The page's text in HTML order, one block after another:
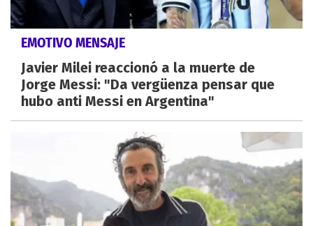
EMOTIVO MENSAJE
Javier Milei reaccionó a la muerte de
Jorge Messi: "Da vergüenza pensar que
hubo anti Messi en Argentina"